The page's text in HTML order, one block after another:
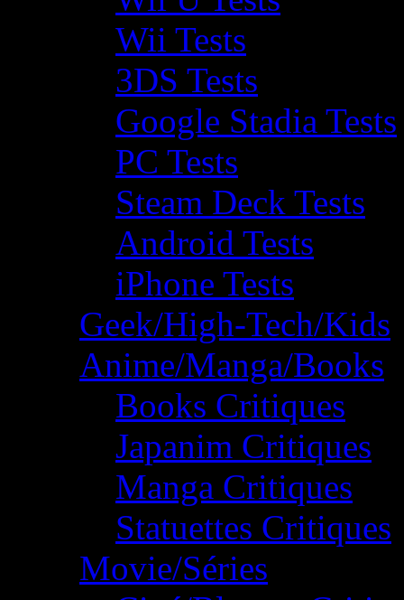
Wii Tests
3DS Tests
Google Stadia Tests
PC Tests
Steam Deck Tests
Android Tests
iPhone Tests
Geek/High-Tech/Kids
Anime/Manga/Books
Books Critiques
Japanim Critiques
Manga Critiques
Statuettes Critiques
Movie/Séries